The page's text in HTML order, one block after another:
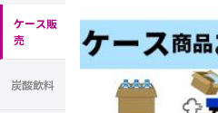
ケース販
売
炭酸飲料